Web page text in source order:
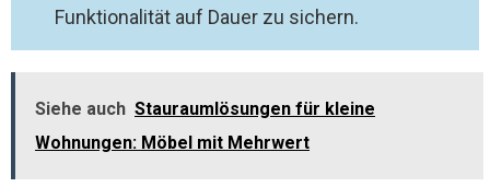
Funktionalität auf Dauer zu sichern.
Siehe auch Stauraumlösungen für kleine
Wohnungen: Möbel mit Mehrwert